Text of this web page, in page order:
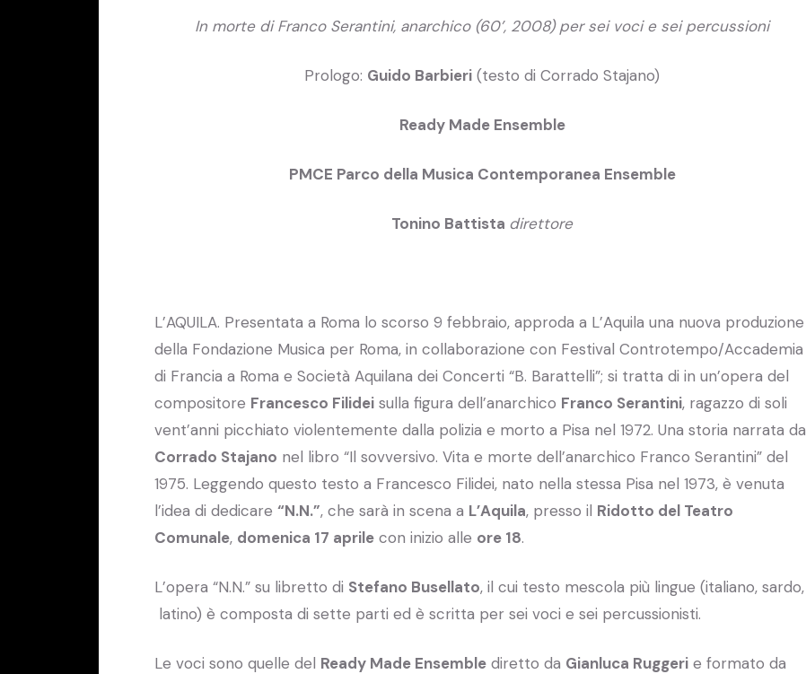
In morte di Franco Serantini, anarchico (60’, 2008) per sei voci e sei percussioni
Prologo: Guido Barbieri (testo di Corrado Stajano)
Ready Made Ensemble
PMCE Parco della Musica Contemporanea Ensemble
Tonino Battista direttore
L’AQUILA. Presentata a Roma lo scorso 9 febbraio, approda a L’Aquila una nuova produzione
della Fondazione Musica per Roma, in collaborazione con Festival Controtempo/Accademia
di Francia a Roma e Società Aquilana dei Concerti “B. Barattelli”; si tratta di in un’opera del
compositore Francesco Filidei sulla figura dell’anarchico Franco Serantini, ragazzo di soli
vent’anni picchiato violentemente dalla polizia e morto a Pisa nel 1972. Una storia narrata da
Corrado Stajano nel libro “Il sovversivo. Vita e morte dell’anarchico Franco Serantini” del
1975. Leggendo questo testo a Francesco Filidei, nato nella stessa Pisa nel 1973, è venuta
l’idea di dedicare “N.N.”, che sarà in scena a L’Aquila, presso il Ridotto del Teatro
Comunale, domenica 17 aprile con inizio alle ore 18.
L’opera “N.N.” su libretto di Stefano Busellato, il cui testo mescola più lingue (italiano, sardo,
latino) è composta di sette parti ed è scritta per sei voci e sei percussionisti.
Le voci sono quelle del Ready Made Ensemble diretto da Gianluca Ruggeri e formato da